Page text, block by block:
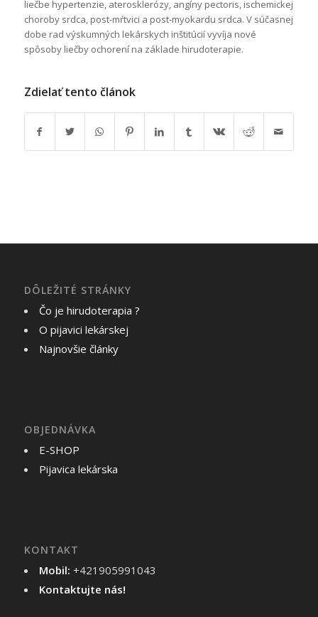
liečbe hypertenzie, aterosklerózy, angíny pectoris, ischemickej
choroby srdca, post-mŕtvici a post-myokardu srdca. V súčasnej
dobe rad výskumných lekárskych inštitúcií vyvíja nové
spôsoby liečby ochorení na základe hirudoterapie.
Zdielať tento článok
DÔLEŽITÉ STRÁNKY
Čo je hirudoterapia ?
O pijavici lekárskej
Najnovšie články
OBJEDNÁVKA
E-SHOP
Pijavica lekárska
KONTAKT
Mobil: +421905991043
Kontaktujte nás!